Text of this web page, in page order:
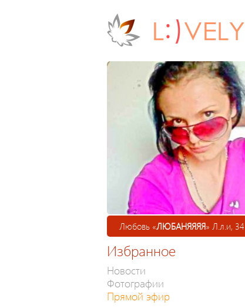
Любовь «ЛЮБАНЯЯЯЯ» Л.л.и, 34
Избранное
Новости
Фотографии
Прямой эфир